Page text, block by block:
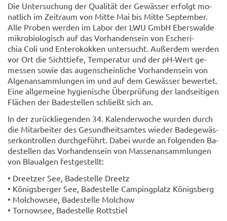
Die Un­ter­su­chung der Qua­li­tät der Ge­wäs­ser er­folgt mo­
nat­lich im Zeit­raum von Mitte Mai bis Mitte Sep­tem­ber.
Alle Pro­ben wer­den im Labor der LWU GmbH Ebers­wal­de
mi­kro­bio­lo­gisch auf das Vor­han­den­sein von Esche­ri­
chia Coli und En­te­ro­kok­ken un­ter­sucht. Au­ßer­dem wer­den
vor Ort die Sicht­tie­fe, Tem­pe­ra­tur und der pH-​Wert ge­
mes­sen sowie das au­gen­schein­li­che Vor­han­den­sein von
Al­ge­n­an­samm­lun­gen im und auf dem Ge­wäs­ser be­wer­tet.
Eine all­ge­mei­ne hy­gie­ni­sche Über­prü­fung der land­sei­ti­gen
Flä­chen der Ba­de­stel­len schließt sich an.
In der zu­rück­lie­gen­den 34. Ka­len­der­wo­che wur­den durch
die Mit­ar­bei­ter des Ge­sund­heits­am­tes wie­der Ba­de­ge­wäs­
ser­kon­trol­len durch­ge­führt. Dabei wurde an fol­gen­den Ba­
de­stel­len das Vor­han­den­sein von Mas­sen­an­samm­lun­gen
von Blau­al­gen fest­ge­stellt:
• Dreet­zer See, Ba­de­stel­le Dreetz
• Kö­nigs­ber­ger See, Ba­de­stel­le Cam­ping­platz Kö­nigs­berg
• Mol­chow­see, Ba­de­stel­le Mol­chow
• Tor­no­w­see, Ba­de­stel­le Rott­stiel